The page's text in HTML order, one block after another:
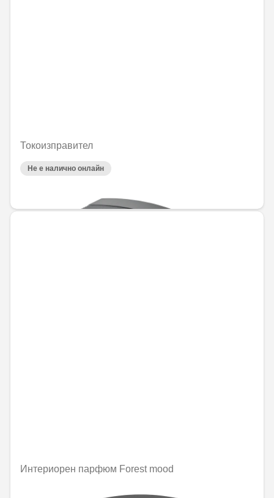
Токоизправител
Не е налично онлайн
Интериорен парфюм Forest mood